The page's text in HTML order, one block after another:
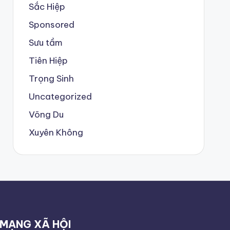
Sắc Hiệp
Sponsored
Sưu tầm
Tiên Hiệp
Trọng Sinh
Uncategorized
Võng Du
Xuyên Không
MẠNG XÃ HỘI